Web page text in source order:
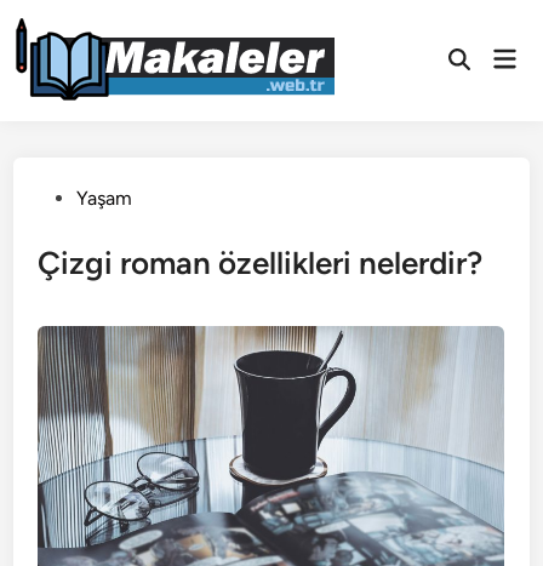
Skip
content
Open
PostedYaşam
Çizgi roman özellikleri nelerdir?